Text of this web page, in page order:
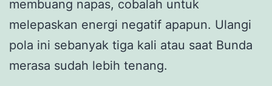
membuang napas, cobalah untuk
melepaskan energi negatif apapun. Ulangi
pola ini sebanyak tiga kali atau saat Bunda
merasa sudah lebih tenang.